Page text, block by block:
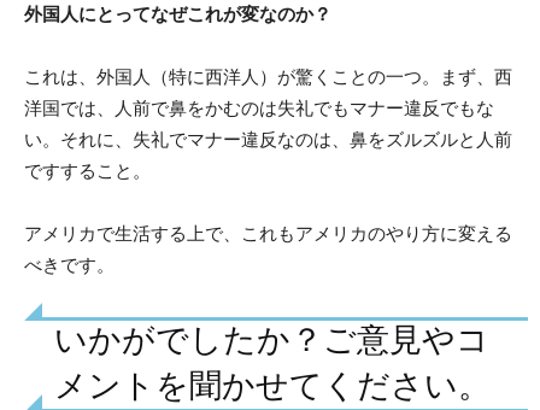
外国人にとってなぜこれが変なのか？
これは、外国人（特に西洋人）が驚くことの一つ。まず、西
洋国では、人前で鼻をかむのは失礼でもマナー違反でもな
い。それに、失礼でマナー違反なのは、鼻をズルズルと人前
ですすること。
アメリカで生活する上で、これもアメリカのやり方に変える
べきです。
いかがでしたか？ご意見やコ
メントを聞かせてください。